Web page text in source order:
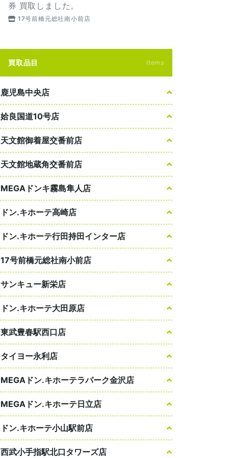
券 買取しました。
17号前橋元総社南小前店
買取品目 Items
鹿児島中央店
姶良国道10号店
天文館御着屋交番前店
天文館地蔵角交番前店
MEGAドンキ霧島隼人店
ドン.キホーテ高崎店
ドン.キホーテ行田持田インター店
17号前橋元総社南小前店
サンキュー新栄店
ドン.キホーテ大田原店
東武豊春駅西口店
タイヨー永利店
MEGAドン.キホーテラパーク金沢店
MEGAドン.キホーテ日立店
ドン.キホーテ小山駅前店
西武小手指駅北口タワーズ店